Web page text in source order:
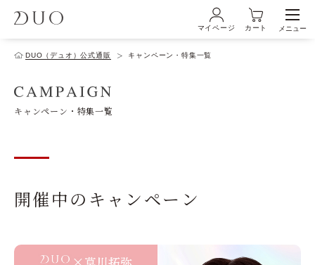
ログイン・新規会員登録
初めての方へ
商品ラインナップ
ブランド
サービス
マイページ カート メニュー
DUO（デュオ）公式通販 キャンペーン・特集一覧
キャンペーン・特集一覧
開催中のキャンペーン